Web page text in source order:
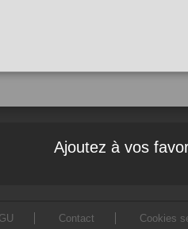
Ajoutez à vos
Contact
Cookies